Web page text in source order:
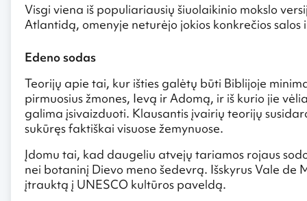
Visgi viena iš populiariausių šiuolaikinio mokslo
Atlantidą, omenyje neturėjo jokios konkrečios
Edeno sodas
Teorijų apie tai, kur išties galėtų būti Biblijoje
pirmuosius žmones, Ievą ir Adomą, ir iš kurio jie
galima įsivaizduoti. Klausantis įvairių teorijų
sukūręs faktiškai visuose žemynuose.
Įdomu tai, kad daugeliu atvejų tariamos rojaus
nei botaninį Dievo meno šedevrą. Išskyrus Vale de
įtrauktą į UNESCO kultūros paveldą.